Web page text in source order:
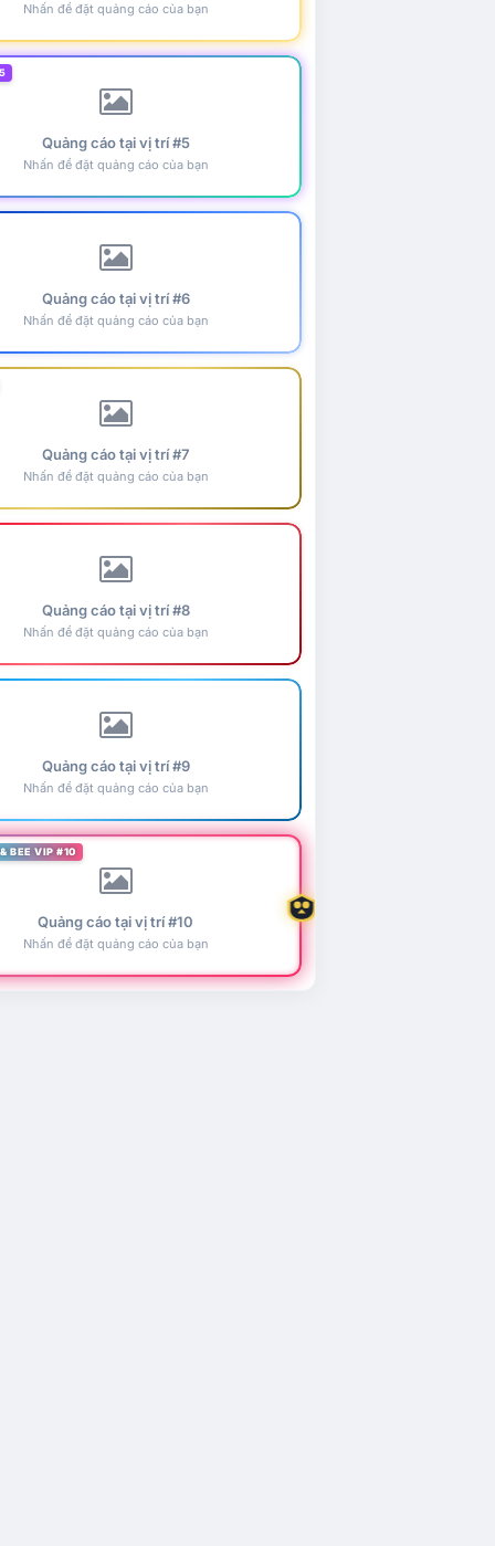
Nhấn để đặt quảng cáo của bạn
Quảng cáo tại vị trí #5
Nhấn để đặt quảng cáo của bạn
Quảng cáo tại vị trí #6
Nhấn để đặt quảng cáo của bạn
Quảng cáo tại vị trí #7
Nhấn để đặt quảng cáo của bạn
Quảng cáo tại vị trí #8
Nhấn để đặt quảng cáo của bạn
Quảng cáo tại vị trí #9
Nhấn để đặt quảng cáo của bạn
BEE VIP #10
Quảng cáo tại vị trí #10
Nhấn để đặt quảng cáo của bạn